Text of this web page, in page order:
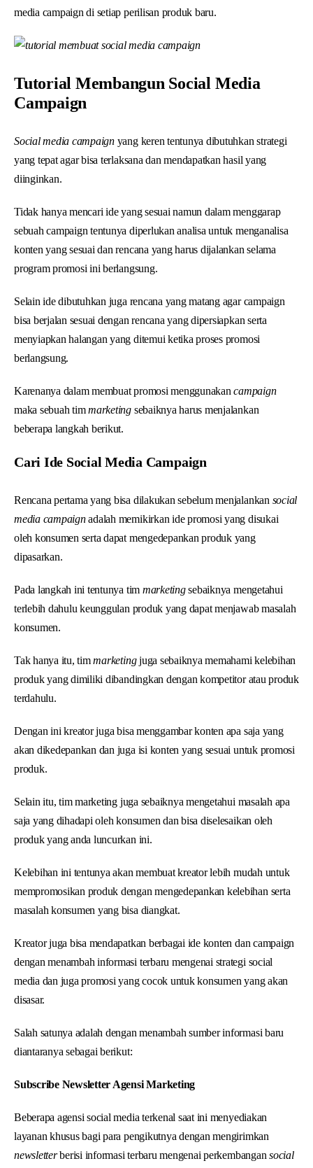
media campaign di setiap perilisan produk baru.
Tutorial Membangun Social Media
Campaign
Social media campaignyang keren tentunya dibutuhkan strategi
yang tepat agar bisa terlaksana dan mendapatkan hasil yang
diinginkan.
Tidak hanya mencari ide yang sesuai namun dalam menggarap
sebuah campaign tentunya diperlukan analisa untuk menganalisa
konten yang sesuai dan rencana yang harus dijalankan selama
program promosi ini berlangsung.
Selain ide dibutuhkan juga rencana yang matang agar campaign
bisa berjalan sesuai dengan rencana yang dipersiapkan serta
menyiapkan halangan yang ditemui ketika proses promosi
berlangsung.
Karenanya dalam membuat promosi menggunakancampaign
maka sebuah timmarketing sebaiknya harus menjalankan
beberapa langkah berikut.
Cari Ide Social Media Campaign
Rencana pertama yang bisa dilakukan sebelum menjalankan social
media campaignadalah memikirkan ide promosi yang disukai
oleh konsumen serta dapat mengedepankan produk yang
dipasarkan.
Pada langkah ini tentunya tim marketingsebaiknya mengetahui
terlebih dahulu keunggulan produk yang dapat menjawab masalah
konsumen.
Tak hanya itu, timmarketingjuga sebaiknya memahami kelebihan
produk yang dimiliki dibandingkan dengan kompetitor atau produk
terdahulu.
Dengan ini kreator juga bisa menggambar konten apa saja yang
akan dikedepankan dan juga isi konten yang sesuai untuk promosi
produk.
Selain itu, tim marketing juga sebaiknya mengetahui masalah apa
saja yang dihadapi oleh konsumen dan bisa diselesaikan oleh
produk yang anda luncurkan ini.
Kelebihan ini tentunya akan membuat kreator lebih mudah untuk
mempromosikan produk dengan mengedepankan kelebihan serta
masalah konsumen yang bisa diangkat.
Kreator juga bisa mendapatkan berbagai ide konten dan campaign
dengan menambah informasi terbaru mengenai strategi social
media dan juga promosi yang cocok untuk konsumen yang akan
disasar.
Salah satunya adalah dengan menambah sumber informasi baru
diantaranya sebagai berikut:
Subscribe Newsletter Agensi Marketing
Beberapa agensi social media terkenal saat ini menyediakan
layanan khusus bagi para pengikutnya dengan mengirimkan
newsletterberisi informasi terbaru mengenai perkembangan social